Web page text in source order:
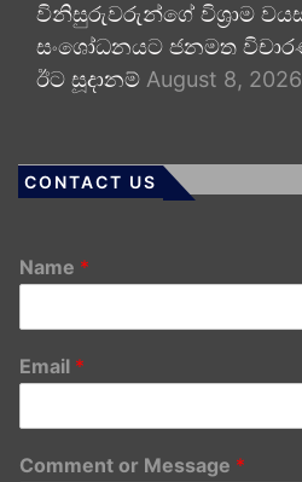
විනිසුරුවරුන්ගේ විශ්‍රාම
සංශෝධනයට ජනමත
ඊට සූදානම් August 8, 2026
CONTACT US
Name *
Email *
Comment or Message *